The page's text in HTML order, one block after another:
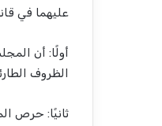
عليهما في
أولًا: أن
الظروف
ثانيًا: حرص